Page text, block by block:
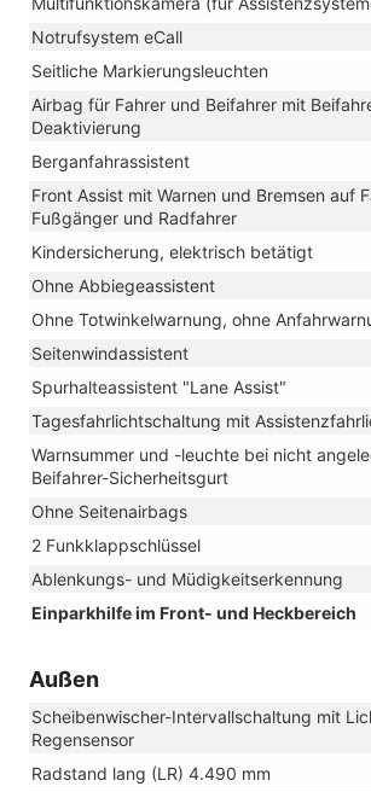
Notrufsystem eCall
Seitliche Markierungsleuchten
Airbag für Fahrer und Beifahrer mit
Deaktivierung
Berganfahrassistent
Front Assist mit Warnen und Bremsen auf
Fußgänger und Radfahrer
Kindersicherung, elektrisch betätigt
Ohne Abbiegeassistent
Ohne Totwinkelwarnung, ohne
Seitenwindassistent
Spurhalteassistent "Lane Assist"
Tagesfahrlichtschaltung mit
Warnsummer und -leuchte bei nicht
Beifahrer-Sicherheitsgurt
Ohne Seitenairbags
2 Funkklappschlüssel
Ablenkungs- und Müdigkeitserkennung
Einparkhilfe im Front- und Heckbereich
Außen
Scheibenwischer-Intervallschaltung mit
Regensensor
Radstand lang (LR) 4.490 mm